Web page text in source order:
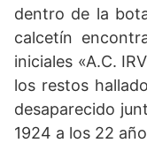
dentro de la
calcetín
iniciales «A.C.
los restos
desaparecido
1924 a los 22